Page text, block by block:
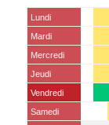
Lundi
Mardi
Mercredi
Jeudi
Vendredi
Samedi